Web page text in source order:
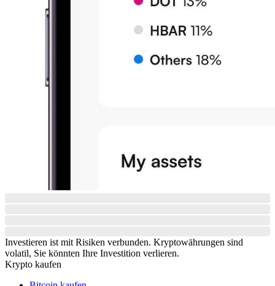
Investieren ist mit Risiken verbunden. Kryptowährungen sind
volatil, Sie könnten Ihre Investition verlieren.
Krypto kaufen